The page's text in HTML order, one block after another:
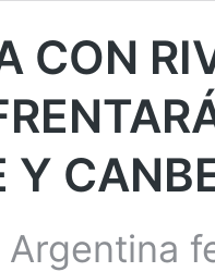
CON
Y
Argentina